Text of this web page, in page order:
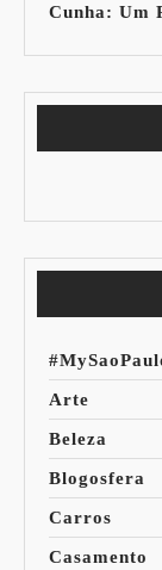
Cunha: Um
15% de
Arte
Beleza
Blogosfera
Carros
Casamento